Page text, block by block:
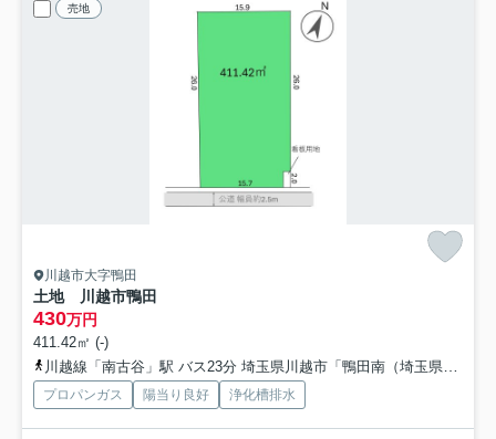
売地
川越市大字鴨田
土地 川越市鴨田
430万円
411.42㎡ (-)
川越線「南古谷」駅 バス23分 埼玉県川越市「鴨田南（埼玉県）」 停歩2分
プロパンガス 陽当り良好 浄化槽排水